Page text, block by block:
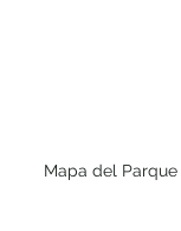
Mapa del